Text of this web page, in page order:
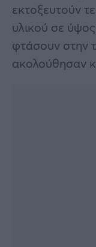
εκτοξευτούν
υλικού σε
φτάσουν στην
ακολούθησαν